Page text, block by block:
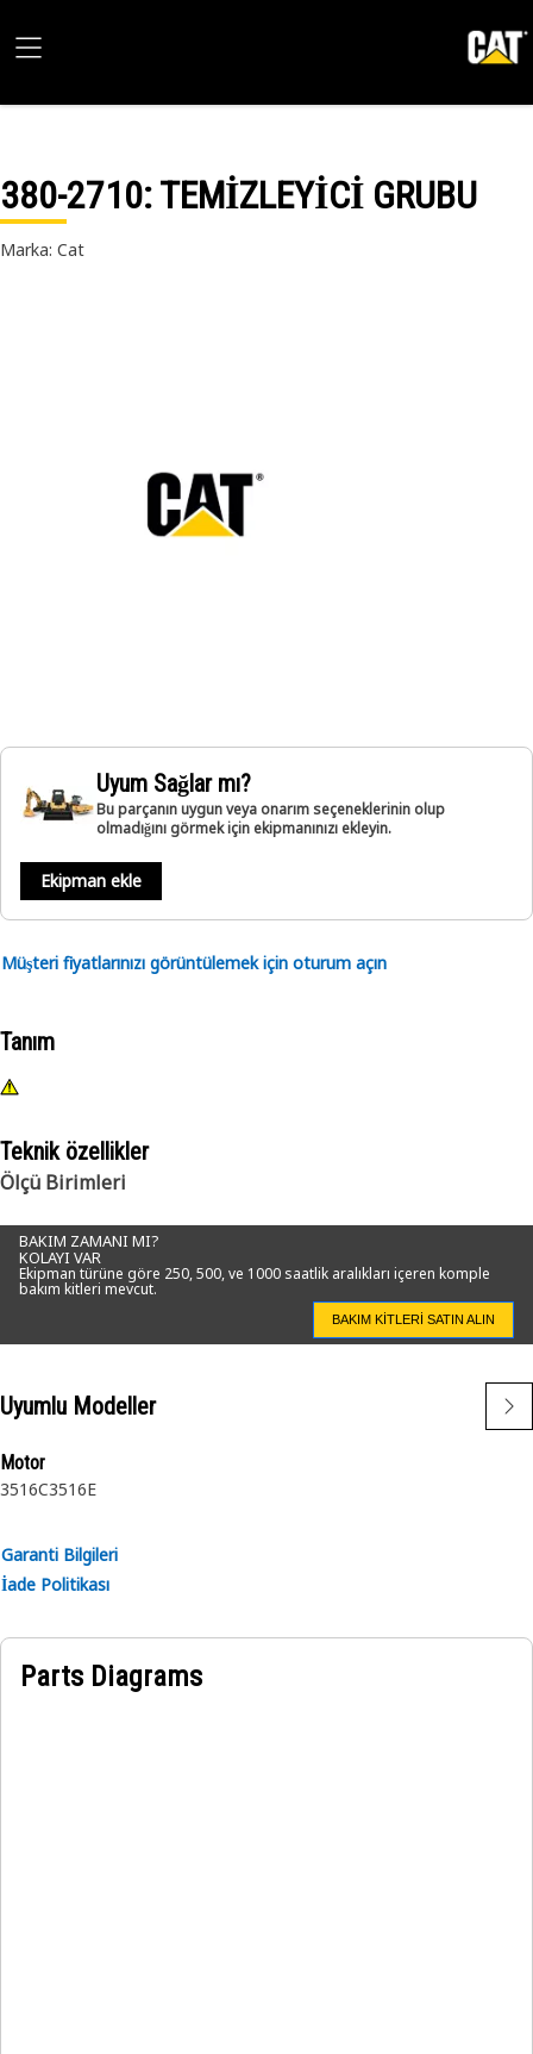
380-2710: TEMİZLEYİCİ GRUBU
Marka: Cat
Uyum Sağlar mı?
Bu parçanın uygun veya onarım seçeneklerinin olup
olmadığını görmek için ekipmanınızı ekleyin.
Ekipman ekle
Müşteri fiyatlarınızı görüntülemek için oturum açın
Tanım
Teknik özellikler
Ölçü Birimleri
BAKIM ZAMANI MI?
KOLAYI VAR
Ekipman türüne göre 250, 500, ve 1000 saatlik aralıkları içeren komple
bakım kitleri mevcut.
BAKIM KITLERI SATIN ALIN
Uyumlu Modeller
Motor
3516C3516E
Garanti Bilgileri
İade Politikası
Parts Diagrams